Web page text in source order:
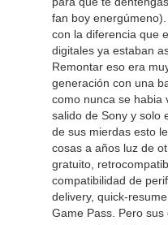
fan boy
con la diferencia que
digitales ya estaban
Remontar eso era
generación con una
como nunca se habia
salido de Sony y solo
de sus mierdas esto
cosas a años luz de
gratuito,
compatibilidad de
delivery, quick-
Game Pass. Pero